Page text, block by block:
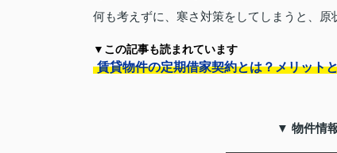
何も考えずに、寒さ対策をしてしまうと、原
▼この記事も読まれています
賃貸物件の定期借家契約とは？メリット
▼ 物件情